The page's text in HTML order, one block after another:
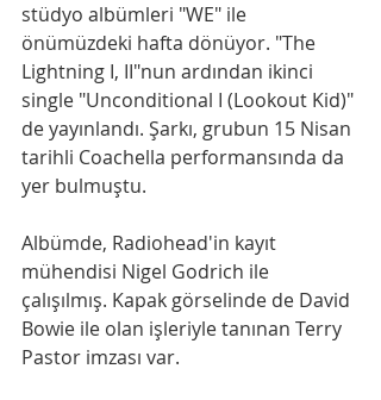
stüdyo albümleri "WE" ile
önümüzdeki hafta dönüyor. "The
Lightning I, II"nun ardından ikinci
single "Unconditional I (Lookout Kid)"
de yayınlandı. Şarkı, grubun 15 Nisan
tarihli Coachella performansında da
yer bulmuştu.
Albümde, Radiohead'in kayıt
mühendisi Nigel Godrich ile
çalışılmış. Kapak görselinde de David
Bowie ile olan işleriyle tanınan Terry
Pastor imzası var.